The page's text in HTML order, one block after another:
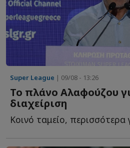
Super League | 09/08 - 13:26
Το πλάνο Αλαφούζου
διαχείριση
Κοινό ταμείο, περισσότερα